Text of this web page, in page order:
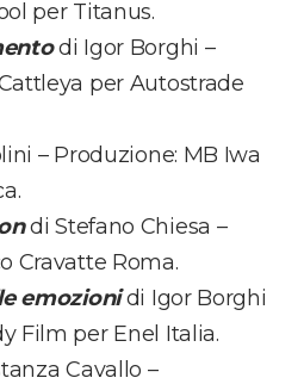
per Titanus.
di Igor Borghi –
per Autostrade
– Produzione: MB Iwa
di Stefano Chiesa –
Cravatte Roma.
emozioni di Igor Borghi
Film per Enel Italia.
Cavallo –